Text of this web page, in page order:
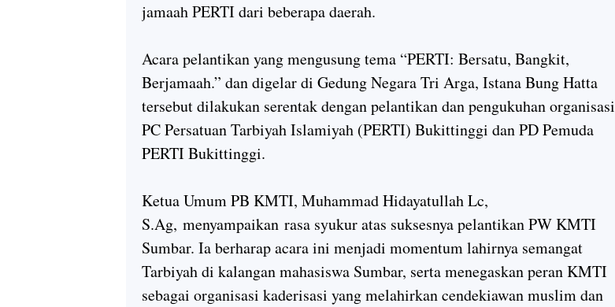
jamaah PERTI dari beberapa daerah.
Acara pelantikan yang mengusung tema “PERTI: Bersatu, Bangkit,
Berjamaah.” dan digelar di Gedung Negara Tri Arga, Istana Bung Hatta
tersebut dilakukan serentak dengan pelantikan dan pengukuhan organisasi
PC Persatuan Tarbiyah Islamiyah (PERTI) Bukittinggi dan PD Pemuda
PERTI Bukittinggi.
Ketua Umum PB KMTI, Muhammad Hidayatullah Lc,
S.Ag, menyampaikan rasa syukur atas suksesnya pelantikan PW KMTI
Sumbar. Ia berharap acara ini menjadi momentum lahirnya semangat
Tarbiyah di kalangan mahasiswa Sumbar, serta menegaskan peran KMTI
sebagai organisasi kaderisasi yang melahirkan cendekiawan muslim dan